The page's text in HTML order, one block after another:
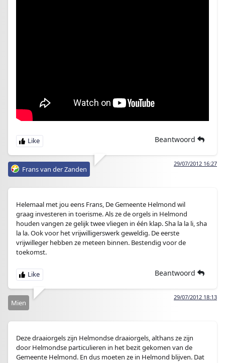
Beantwoord
29/07/2012 16:27
Frans van der Zanden
Helemaal met jou eens Frans, De Gemeente Helmond wil
graag investeren in toerisme. Als ze de orgels in Helmond
houden vangen ze gelijk twee vliegen in één klap. Sha la la li, sha
la la. Ook voor het vrijwilligerswerk geweldig. De eerste
vrijwilleger hebben ze meteen binnen. Bestendig voor de
toekomst.
Beantwoord
29/07/2012 18:13
Mien
Deze draaiorgels zijn Helmondse draaiorgels, althans ze zijn
door Helmondse particulieren in het bezit gekomen van de
Gemeente Helmond. En dus moeten ze in Helmond blijven. Dat